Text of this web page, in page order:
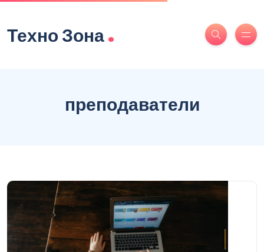
Техно Зона.
преподаватели